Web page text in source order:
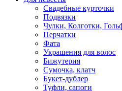
Свадебные курточки
Подвязки
Чулки, Колготки,
Перчатки
Фата
Украшения для волос
Бижутерия
Сумочка, клатч
Букет-дублер
Туфли, сапоги